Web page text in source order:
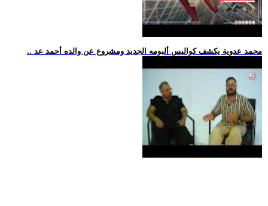
.. محمد عدوية يكشف كواليس ألبومه الجديد ومشروع عن والده أحمد عد